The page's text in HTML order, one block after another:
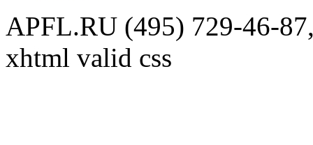
APFL.RU (495) 729-46-
xhtml valid css